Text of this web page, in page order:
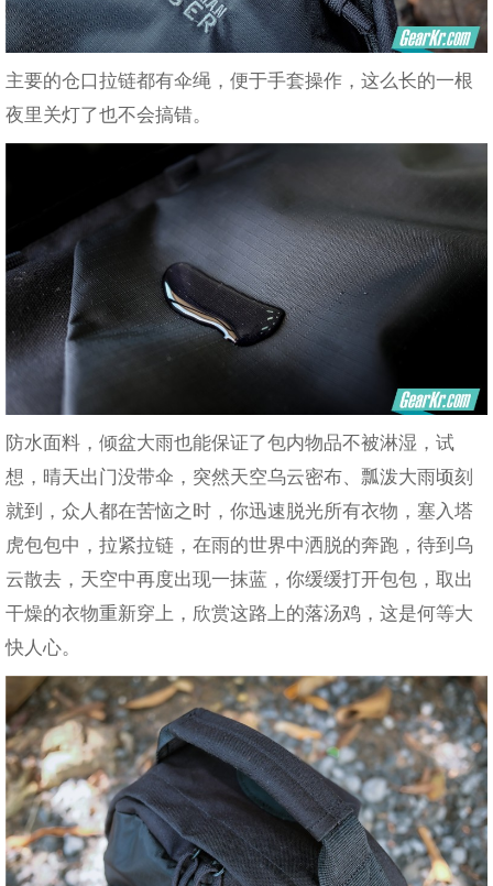
主要的仓口拉链都有伞绳，便于手套操作，这么长的一根
夜里关灯了也不会搞错。
防水面料，倾盆大雨也能保证了包内物品不被淋湿，试
想，晴天出门没带伞，突然天空乌云密布、瓢泼大雨顷刻
就到，众人都在苦恼之时，你迅速脱光所有衣物，塞入塔
虎包包中，拉紧拉链，在雨的世界中洒脱的奔跑，待到乌
云散去，天空中再度出现一抹蓝，你缓缓打开包包，取出
干燥的衣物重新穿上，欣赏这路上的落汤鸡，这是何等大
快人心。